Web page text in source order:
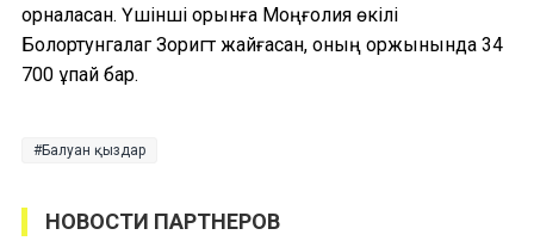
орналасқан. Үшінші орынға Моңғолия өкілі
Болортунгалаг Зоригт жайғасқан, оның қоржынында 34
700 ұпай бар.
Балуан қыздар
НОВОСТИ ПАРТНЕРОВ